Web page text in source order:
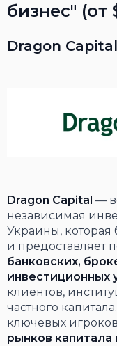
бизнес" (от
Dragon Capital
Dragon Capital —
независимая
Украины, которая
и предоставляет
банковских,
инвестиционных
клиентов,
частного
ключевых
рынков